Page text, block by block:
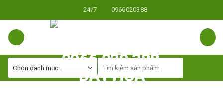
to
content
24/7 0966020388